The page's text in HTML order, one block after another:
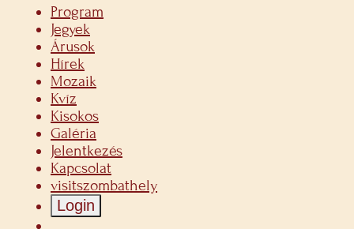
Program
Jegyek
Árusok
Hírek
Mozaik
Kvíz
Kisokos
Galéria
Jelentkezés
Kapcsolat
visitszombathely
Login